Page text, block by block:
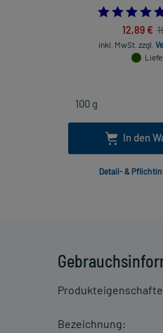
Bezeichnung:
12,89 €
inkl. MwSt. zzgl.
In den
Detail- &